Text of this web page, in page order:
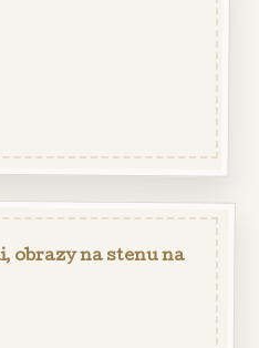
obrazy na stenu na